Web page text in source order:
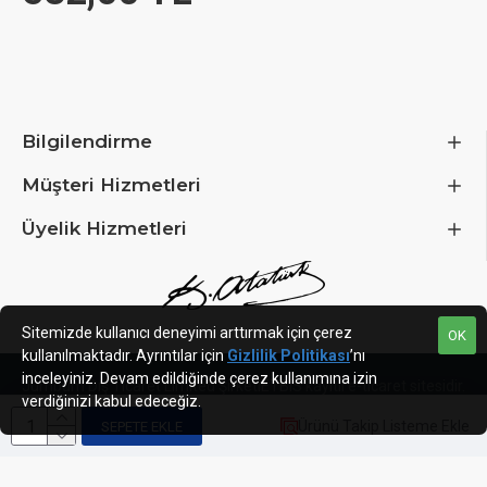
SEPETE EKLE
Bilgilendirme
Müşteri Hizmetleri
Üyelik Hizmetleri
Jumbum Dış Ticaret Limited ŞirketiETBIS kayıtlı e-ticaret sitesidir.
OK
Sitemizde kullanıcı deneyimi arttırmak için çerez
kullanılmaktadır. Ayrıntılar için Gizlilik Politikası’nı
inceleyiniz. Devam edildiğinde çerez kullanımına izin
verdiğinizi kabul edeceğiz.